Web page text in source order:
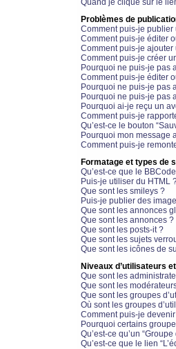
Quand je clique sur le
Problèmes de
Comment puis-je publier
Comment puis-je éditer
Comment puis-je
Comment puis-je créer
Pourquoi ne puis-je pas
Comment puis-je éditer
Pourquoi ne puis-je pas
Pourquoi ne puis-je pas
Pourquoi ai-je reçu un
Comment puis-je
Qu’est-ce le bouton
Pourquoi mon message
Comment puis-je
Formatage et types de
Qu’est-ce que le
Puis-je utiliser du HTML
Que sont les smileys ?
Puis-je publier des
Que sont les annonces
Que sont les annonces ?
Que sont les posts-it ?
Que sont les sujets
Que sont les icônes de
Niveaux d’utilisateurs
Que sont les
Que sont les
Que sont les groupes
Où sont les groupes
Comment puis-je
Pourquoi certains
Qu’est-ce qu’un
Qu’est-ce que le lien